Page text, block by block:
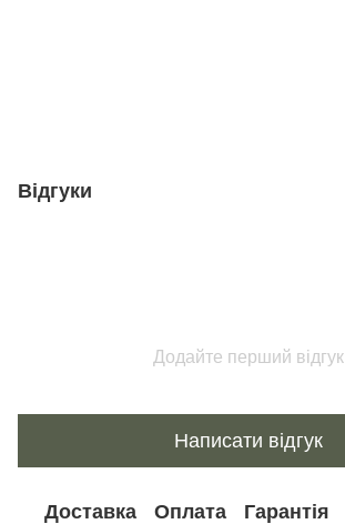
Відгуки
Додайте перший відгук
Написати відгук
Доставка Оплата Гарантія